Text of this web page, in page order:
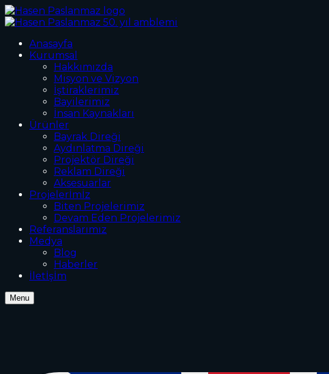
Anasayfa
Kurumsal
Hakkımızda
Misyon ve Vizyon
İştiraklerimiz
Bayilerimiz
İnsan Kaynakları
Ürünler
Bayrak Direği
Aydınlatma Direği
Projektör Direği
Reklam Direği
Aksesuarlar
Projelerİmİz
Biten Projelerimiz
Devam Eden Projelerimiz
Referanslarımız
Medya
Blog
Haberler
İletİşİm
Menu